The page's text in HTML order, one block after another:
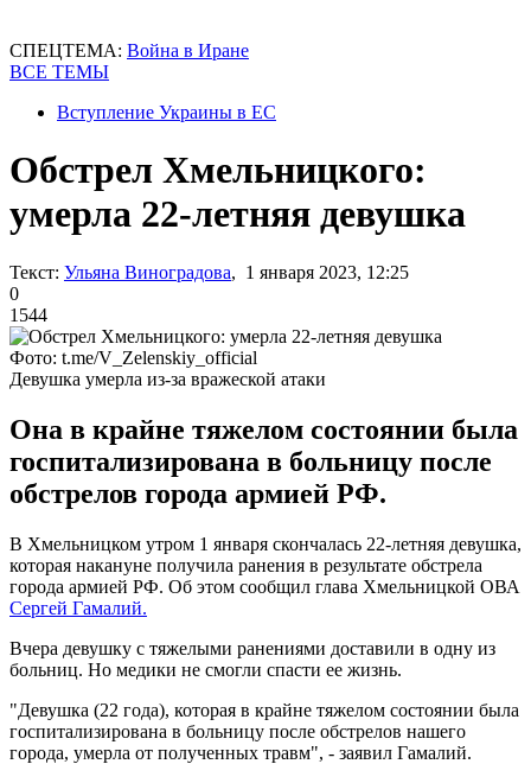
СПЕЦТЕМА: Война в Иране
ВСЕ ТЕМЫ
Вступление Украины в ЕС
Обстрел Хмельницкого:
умерла 22-летняя девушка
Текст: Ульяна Виноградова, 1 января 2023, 12:25
0
1544
Фото: t.me/V_Zelenskiy_official
Девушка умерла из-за вражеской атаки
Она в крайне тяжелом состоянии была
госпитализирована в больницу после
обстрелов города армией РФ.
В Хмельницком утром 1 января скончалась 22-летняя девушка,
которая накануне получила ранения в результате обстрела
города армией РФ. Об этом сообщил глава Хмельницкой ОВА
Сергей Гамалий.
Вчера девушку с тяжелыми ранениями доставили в одну из
больниц. Но медики не смогли спасти ее жизнь.
"Девушка (22 года), которая в крайне тяжелом состоянии была
госпитализирована в больницу после обстрелов нашего
города, умерла от полученных травм", - заявил Гамалий.